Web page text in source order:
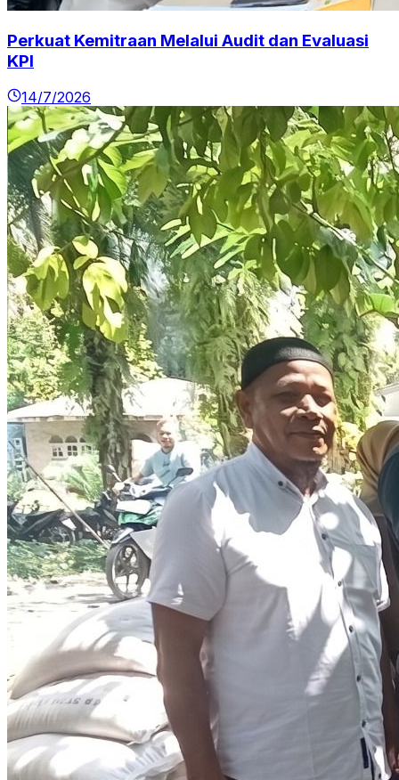
Perkuat Kemitraan Melalui Audit dan Evaluasi
KPI
14/7/2026